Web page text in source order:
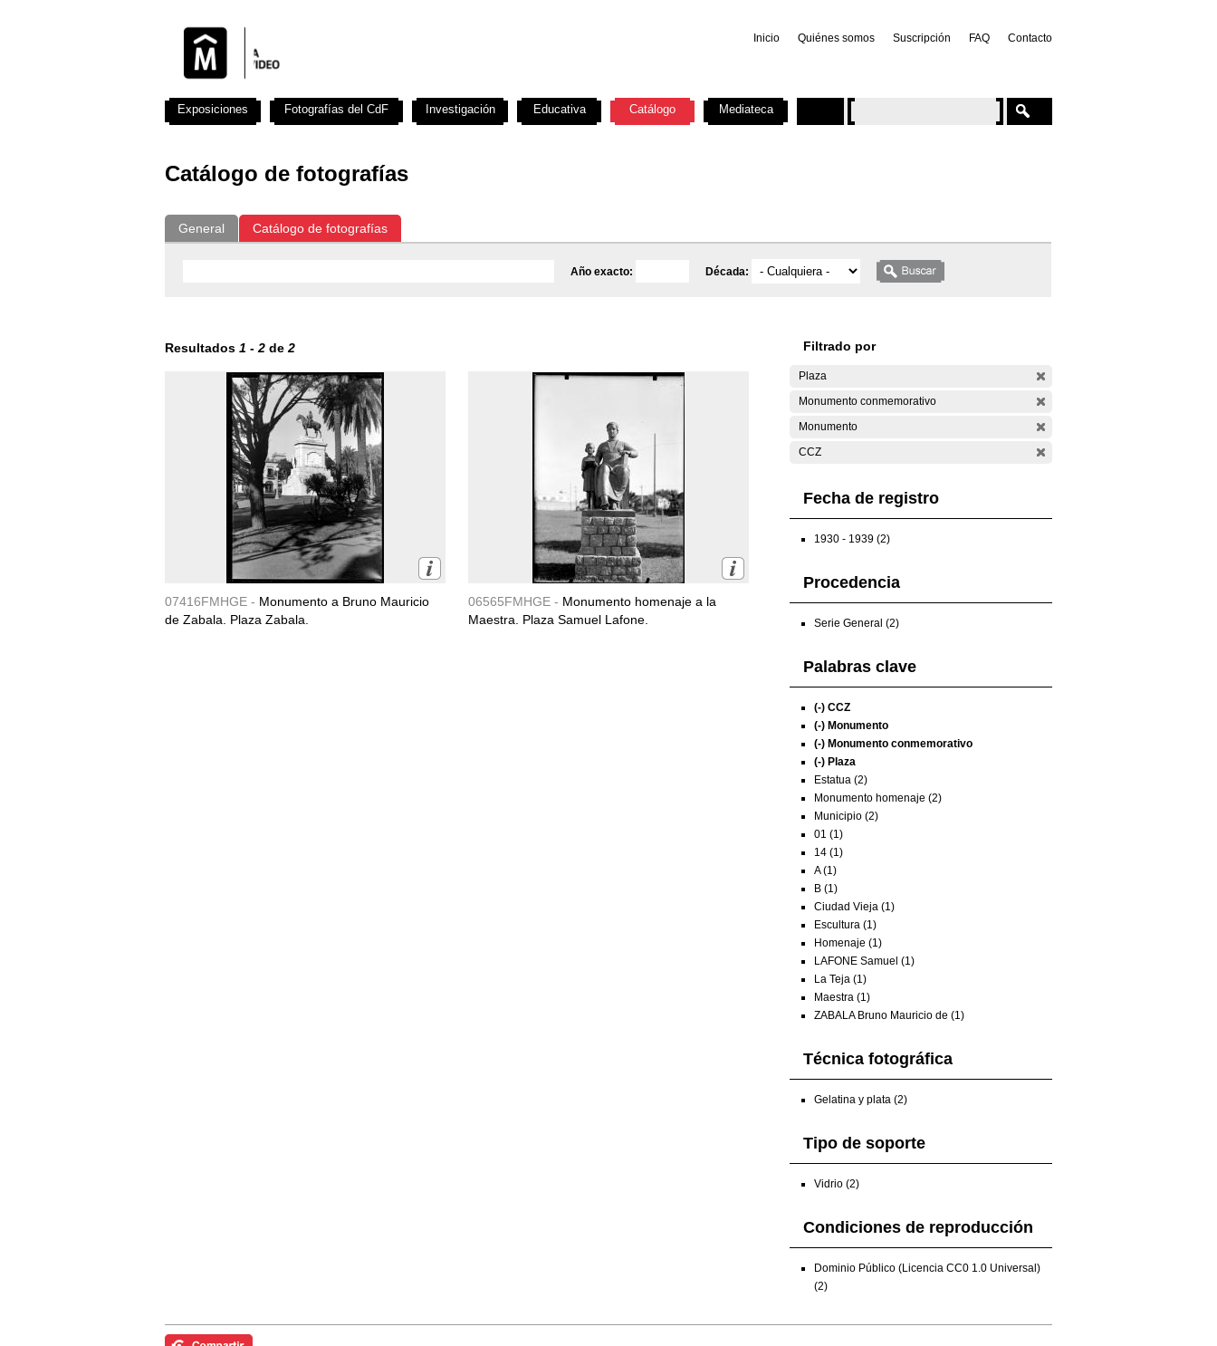
Inicio Quiénes somos Suscripción FAQ Contacto
Catálogo de fotografías
General Catálogo de fotografías
Año exacto: Década:
Resultados 1 - 2 de 2
07416FMHGE - Monumento a Bruno Mauricio
de Zabala. Plaza Zabala.
06565FMHGE - Monumento homenaje a la
Maestra. Plaza Samuel Lafone.
Filtrado por
Plaza
Monumento conmemorativo
Monumento
CCZ
Fecha de registro
1930 - 1939 (2)
Procedencia
Serie General (2)
Palabras clave
(-) CCZ
(-) Monumento
(-) Monumento conmemorativo
(-) Plaza
Estatua (2)
Monumento homenaje (2)
Municipio (2)
01 (1)
14 (1)
A (1)
B (1)
Ciudad Vieja (1)
Escultura (1)
Homenaje (1)
LAFONE Samuel (1)
La Teja (1)
Maestra (1)
ZABALA Bruno Mauricio de (1)
Técnica fotográfica
Gelatina y plata (2)
Tipo de soporte
Vidrio (2)
Condiciones de reproducción
Dominio Público (Licencia CC0 1.0 Universal)
(2)
Exposiciones Fotografías del CdF Investigación Educativa Catálogo Mediateca